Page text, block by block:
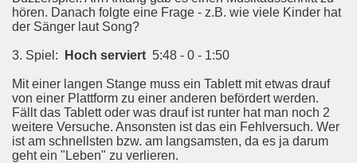
hören. Danach folgte eine Frage - z.B. wie viele Kinder hat
der Sänger laut Song?
3. Spiel: Hoch serviert 5:48 - 0 - 1:50
Mit einer langen Stange muss ein Tablett mit etwas drauf
von einer Plattform zu einer anderen befördert werden.
Fällt das Tablett oder was drauf ist runter hat man noch 2
weitere Versuche. Ansonsten ist das ein Fehlversuch. Wer
ist am schnellsten bzw. am langsamsten, da es ja darum
geht ein "Leben" zu verlieren.